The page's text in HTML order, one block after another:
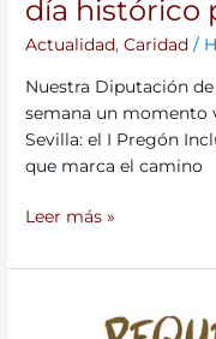
día histórico
Actualidad,Caridad /
Nuestra Diputación
semana un momento
Sevilla: el I Pregón
que marca el camino
Leer más »